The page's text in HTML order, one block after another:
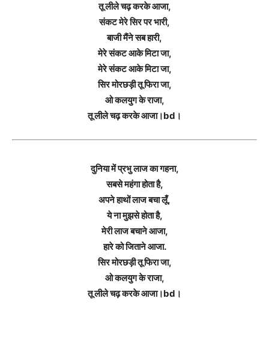
तू लीले चढ़ करके आजा,
संकट मेरे सिर पर भारी,
बाजी मैंने सब हारी,
मेरे संकट आके मिटा जा,
मेरे संकट आके मिटा जा,
सिर मोरछड़ी तू फिरा जा,
ओ कलयुग के राजा,
तू लीले चढ़ करके आजा।bd।
दुनिया में प्रभु लाज का गहना,
सबसे महंगा होता है,
अपने हाथों लाज बचा लूँ,
ये ना मुझसे होता है,
मेरी लाज बचाने आजा,
हारे को जिताने आजा.
सिर मोरछड़ी तू फिरा जा,
ओ कलयुग के राजा,
तू लीले चढ़ करके आजा।bd।